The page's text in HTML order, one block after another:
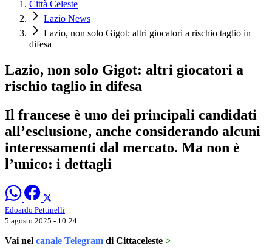
Città Celeste
Lazio News
Lazio, non solo Gigot: altri giocatori a rischio taglio in
difesa
Lazio, non solo Gigot: altri giocatori a
rischio taglio in difesa
Il francese è uno dei principali candidati
all’esclusione, anche considerando alcuni
interessamenti dal mercato. Ma non è
l’unico: i dettagli
Edoardo Pettinelli
5 agosto 2025 - 10:24
Vai nel canale Telegram di Cittaceleste >